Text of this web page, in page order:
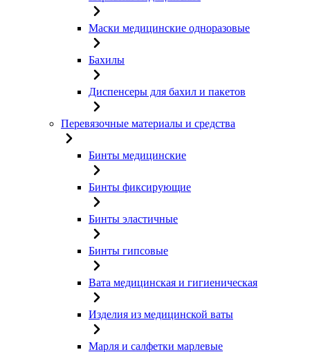
Маски медицинские одноразовые
Бахилы
Диспенсеры для бахил и пакетов
Перевязочные материалы и средства
Бинты медицинские
Бинты фиксирующие
Бинты эластичные
Бинты гипсовые
Вата медицинская и гигиеническая
Изделия из медицинской ваты
Марля и салфетки марлевые